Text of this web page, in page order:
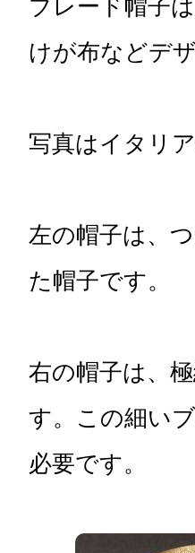
ブレード帽子
けが布などデ
写真はイタリ
左の帽子は、
た帽子です。
右の帽子は、
す。この細い
必要です。